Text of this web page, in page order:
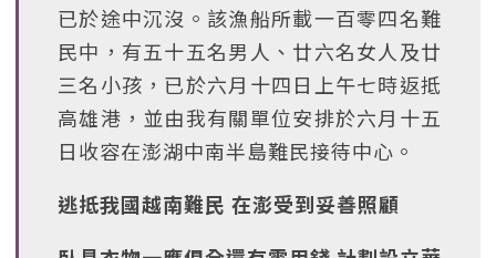
已於途中沉沒。該漁船所載一百零四名難
民中，有五十五名男人、廿六名女人及廿
三名小孩，已於六月十四日上午七時返抵
高雄港，並由我有關單位安排於六月十五
日收容在澎湖中南半島難民接待中心。
逃抵我國越南難民 在澎受到妥善照顧